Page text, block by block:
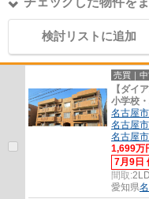
検討リストに追加
売買｜
【ダイ
小学校
名古屋
名古屋
名古屋
1,699万
7月9日
間取:
愛知県